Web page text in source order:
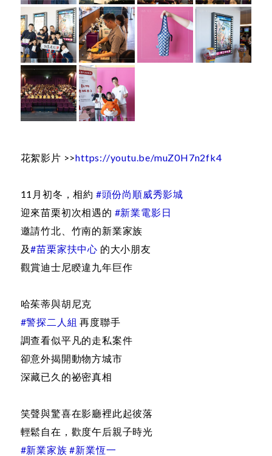
花絮影片 >>https://youtu.be/muZ0H7n2fk4
11月初冬，相約 #頭份尚順威秀影城
迎來苗栗初次相遇的 #新業電影日
邀請竹北、竹南的新業家族
及#苗栗家扶中心 的大小朋友
觀賞迪士尼睽違九年巨作
哈茱蒂與胡尼克
#警探二人組 再度聯手
調查看似平凡的走私案件
卻意外揭開動物方城市
深藏已久的祕密真相
笑聲與驚喜在影廳裡此起彼落
輕鬆自在，歡度午后親子時光
#新業家族 #新業恆一